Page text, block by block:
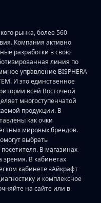
рынка, более 560
Компания активно
разработки в свою
линия по
управление BISPHERA
И это единственное
всей Восточной
многоступенчатой
продукции. В
как очки
мировых брендов.
выбрать
В магазинах
зрения. В кабинетах
кабинете «Айкрафт
и комплексное
на сайте или в